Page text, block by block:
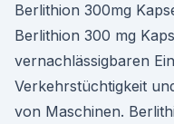
Berlithion 300mg
Berlithion 300 mg
vernachlässigbaren
Verkehrstüchtigkeit
von Maschinen.